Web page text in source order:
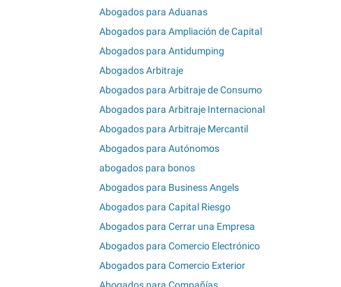
Abogados para Aduanas
Abogados para Ampliación de Capital
Abogados para Antidumping
Abogados Arbitraje
Abogados para Arbitraje de Consumo
Abogados para Arbitraje Internacional
Abogados para Arbitraje Mercantil
Abogados para Autónomos
abogados para bonos
Abogados para Business Angels
Abogados para Capital Riesgo
Abogados para Cerrar una Empresa
Abogados para Comercio Electrónico
Abogados para Comercio Exterior